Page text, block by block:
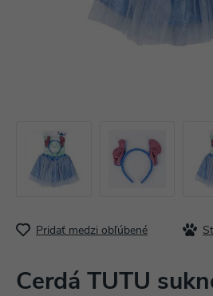
Pridať medzi obľúbené
Cerdá TUTU